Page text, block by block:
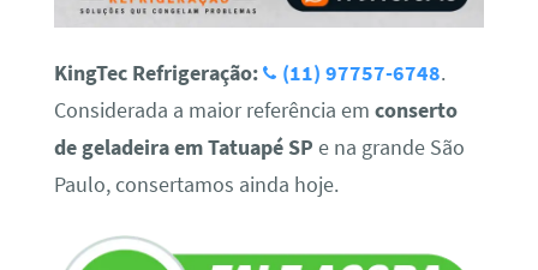
KingTec Refrigeração: (11) 97757-6748.
Considerada a maior referência em conserto
de geladeira em Tatuapé SP e na grande São
Paulo, consertamos ainda hoje.